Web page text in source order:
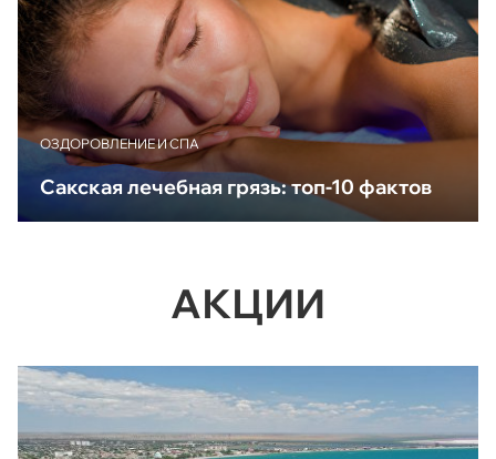
ОЗДОРОВЛЕНИЕ И СПА
Сакская лечебная грязь: топ-10 фактов
АКЦИИ